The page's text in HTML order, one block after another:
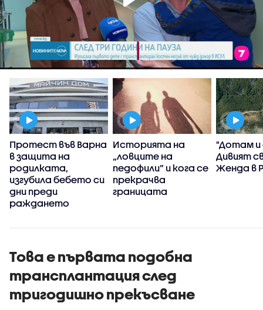
Протест във Варна
в защита на
родилката,
изгубила бебето си
дни преди
раждането
Историята на
„ловците на
педофили” и кога се
прекрачва
границата
"Дотам и
Дивият
Женда в
Това е първата подобна
трансплантация след
тригодишно прекъсване